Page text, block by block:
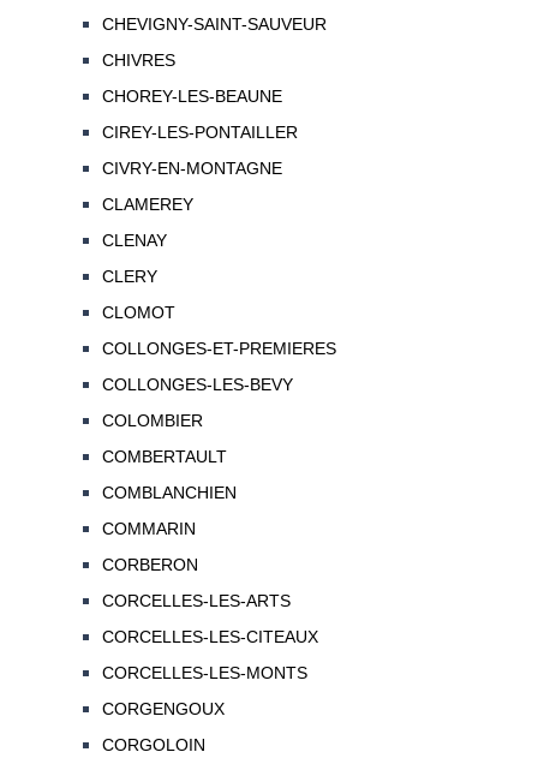
CHEVIGNY-SAINT-SAUVEUR
CHIVRES
CHOREY-LES-BEAUNE
CIREY-LES-PONTAILLER
CIVRY-EN-MONTAGNE
CLAMEREY
CLENAY
CLERY
CLOMOT
COLLONGES-ET-PREMIERES
COLLONGES-LES-BEVY
COLOMBIER
COMBERTAULT
COMBLANCHIEN
COMMARIN
CORBERON
CORCELLES-LES-ARTS
CORCELLES-LES-CITEAUX
CORCELLES-LES-MONTS
CORGENGOUX
CORGOLOIN